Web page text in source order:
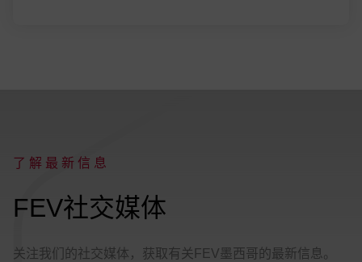
了解最新信息
:
FEV社交媒体
关注我们的社交媒体，获取有关FEV墨西哥的最新信息。